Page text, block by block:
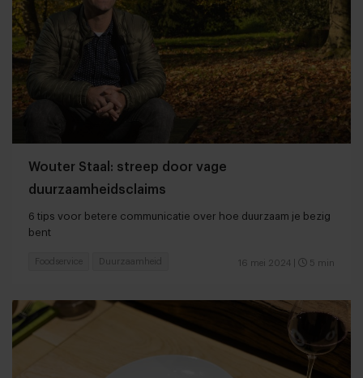
Wouter Staal: streep door vage
duurzaamheidsclaims
6 tips voor betere communicatie over hoe duurzaam je bezig
bent
16 mei 2024 5 min
Foodservice Duurzaamheid